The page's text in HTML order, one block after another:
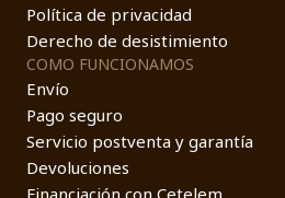
Política de privacidad
Derecho de desistimiento
COMO FUNCIONAMOS
Envío
Pago seguro
Servicio postventa y garantía
Devoluciones
Financiación con Cetelem